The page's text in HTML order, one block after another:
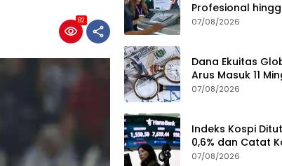
82
Profesional
Lifestyle
07/08/2026
Dana Ekuitas
Arus Masuk 11
07/08/2026
Indeks Kospi
0,6% dan Catat
Mingguan
07/08/2026